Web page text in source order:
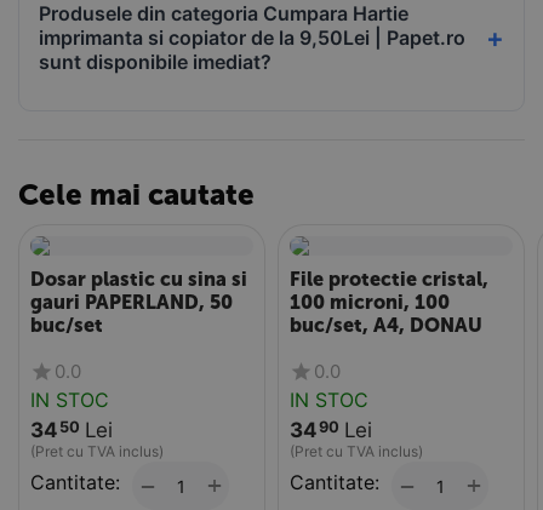
Produsele din categoria Cumpara Hartie
imprimanta si copiator de la 9,50Lei | Papet.ro
sunt disponibile imediat?
Cele mai cautate
Dosar plastic cu sina si
gauri PAPERLAND, 50
buc/set
0.0
IN STOC
34 50 Lei
(Pret cu TVA inclus)
Cantitate: +
−
File protectie cristal,
100 microni, 100
buc/set, A4, DONAU
0.0
IN STOC
3490 Lei
(Pret cu TVA inclus)
Cantitate: +
−